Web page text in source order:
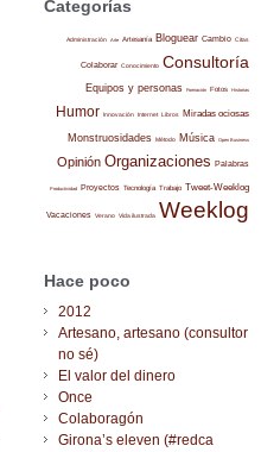
Categorías
Administración Arte Artesanía Bloguear Cambio Citas
Colaborar Conocimiento Consultoría
Equipos y personas Formación Fotos Historias
Humor Innovación Internet Libros Miradas ociosas
Monstruosidades Método Música Open Business
Opinión Organizaciones Palabras
Productividad Proyectos Tecnología Trabajo Tweet-Weeklog
Vacaciones Verano Vida ilustrada Weeklog
Hace poco
2012
Artesano, artesano (consultor
no sé)
El valor del dinero
Once
Colaboragón
Girona’s eleven (#redca